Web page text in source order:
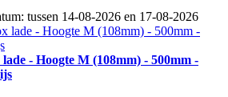
tussen 14-08-2026 en 17-08-2026
- Hoogte M (108mm) - 500mm -